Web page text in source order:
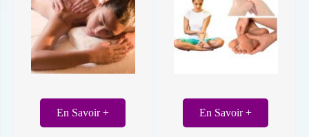
En Savoir + En Savoir +